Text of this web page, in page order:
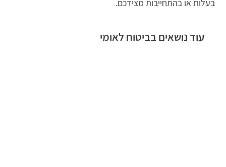
עוד נושאים בביטוח לאומי
בעלות או בהתחייבות מצידכם.